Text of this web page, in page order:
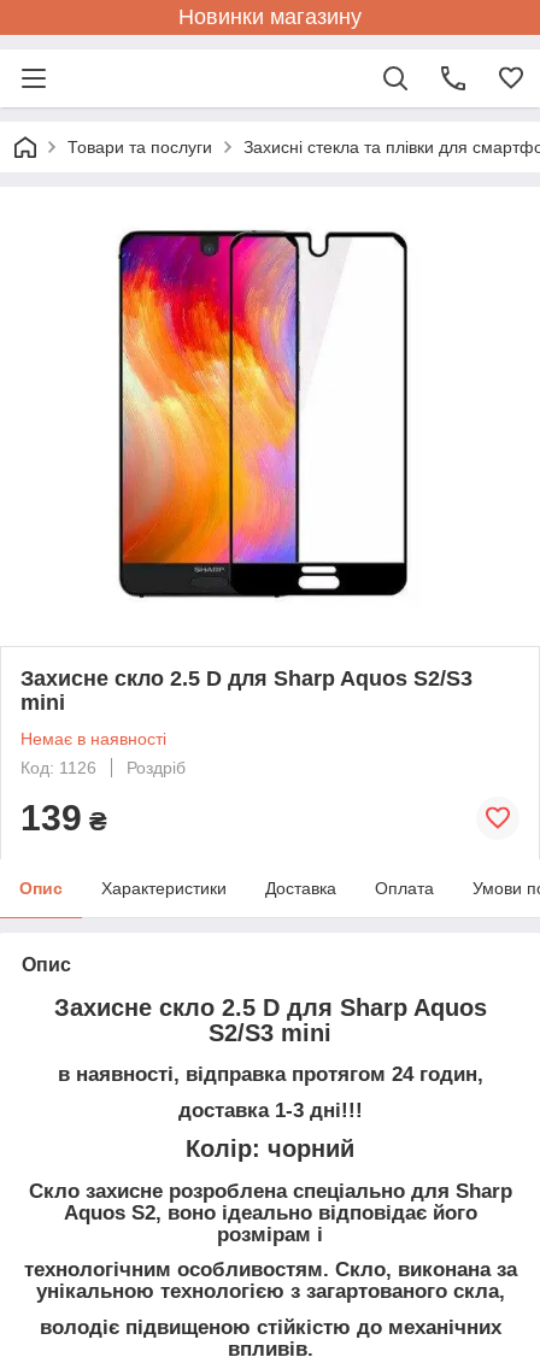
Новинки магазину
Товари та послуги Захисні стекла та плівки для
Захисне скло 2.5 D для Sharp Aquos S2/S3
mini
Немає в наявності
Код: 1126
Роздріб
139 ₴
Опис Характеристики Доставка Оплата Умови
Опис
Захисне скло 2.5 D для Sharp Aquos
S2/S3 mini
в наявності, відправка протягом 24 годин,
доставка 1-3 дні!!!
Колір: чорний
Скло захисне розроблена спеціально для Sharp
Aquos S2, воно ідеально відповідає його
розмірам і
технологічним особливостям. Скло, виконана за
унікальною технологією з загартованого скла,
володіє підвищеною стійкістю до механічних
впливів.